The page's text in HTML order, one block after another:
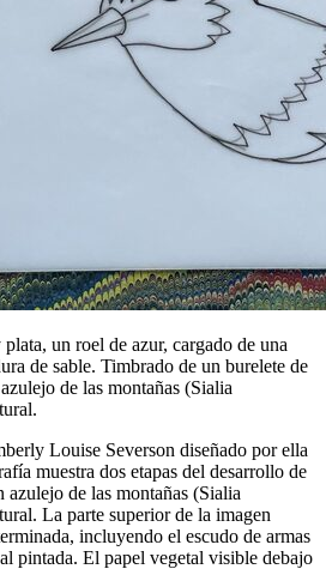
un roel de azur, cargado de una
de sable. Timbrado de un burelete de
de las montañas (Sialia
Louise Severson diseñado por ella
muestra dos etapas del desarrollo de
azulejo de las montañas (Sialia
La parte superior de la imagen
incluyendo el escudo de armas
pintada. El papel vegetal visible debajo